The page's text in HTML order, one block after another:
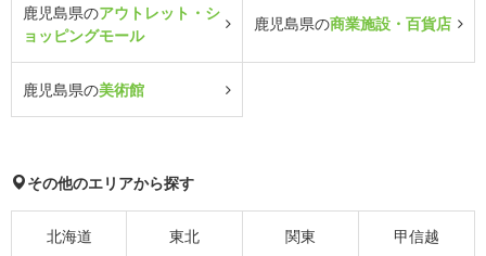
鹿児島県のアウトレット・シ
ョッピングモール
鹿児島県の商業施設・百貨店
鹿児島県の美術館
その他のエリアから探す
北海道 東北 関東 甲信越